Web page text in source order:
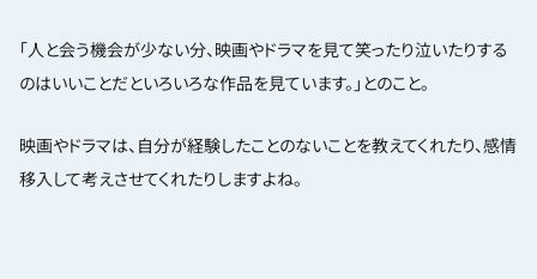
「人と会う機会が少ない分、映画やドラマを見て笑ったり泣いたりする
のはいいことだといろいろな作品を見ています。」とのこと。
映画やドラマは、自分が経験したことのないことを教えてくれたり、感情
移入して考えさせてくれたりしますよね。